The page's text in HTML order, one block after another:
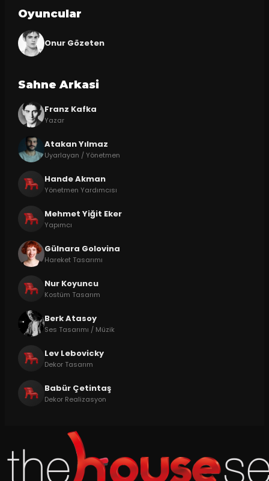
Oyuncular
Onur Gözeten
Sahne Arkasi
Franz Kafka
Yazar
Atakan Yılmaz
Uyarlayan / Yönetmen
Hande Akman
Yönetmen Yardımcısı
Mehmet Yiğit Eker
Yapımcı
Gülnara Golovina
Hareket Tasarımı
Nur Koyuncu
Kostüm Tasarım
Berk Atasoy
Ses Tasarımı / Müzik
Lev Lebovicky
Dekor Tasarım
Babür Çetintaş
Dekor Realizasyon